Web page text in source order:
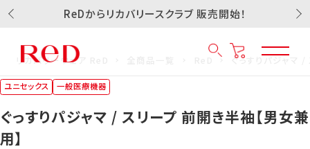
ReDからリカバリースクラブ 販売開始！
リカバリーウェア ReD ぐっすりパジャマ
ユニセックス 一般医療機器
ぐっすりパジャマ / スリープ 前開き半袖【男女兼
用】